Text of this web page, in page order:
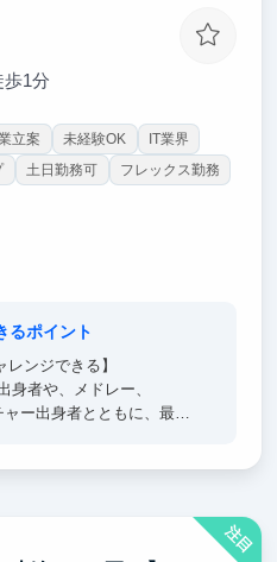
1分
立案 未経験OK
IT業界
土日勤務可
フレックス勤務
るポイント
レンジできる】
身者や、メドレー、
ー出身者とともに、最先
注目